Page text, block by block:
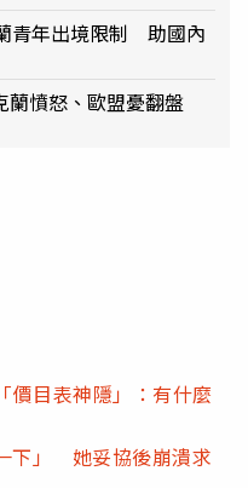
青年出境限制 助國內
憤怒、歐盟憂翻盤
價目表神隱」：有什麼
下」 她妥協後崩潰求